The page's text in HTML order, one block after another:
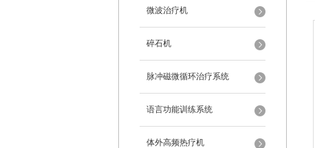
微波治疗机
碎石机
脉冲磁微循环治疗系统
语言功能训练系统
体外高频热疗机